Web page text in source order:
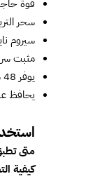
قوة حاجز مثالية ب5 أنواع من السيراميد تعمل
سحر
سيروم
مثبت
يوفر 48 ساعة من الترطيب.
يحافظ
متى
كيفية